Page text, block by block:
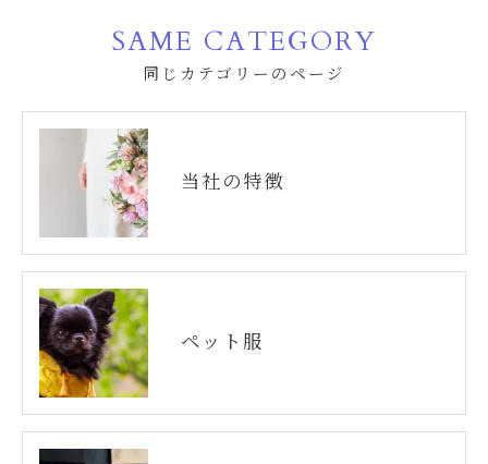
同じカテゴリーのページ
SAME CATEGORY
当社の特徴
ペット服